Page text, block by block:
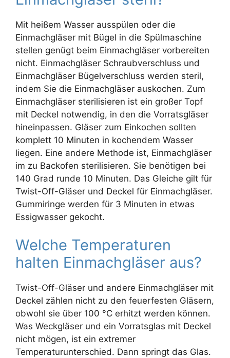
Mit heißem Wasser ausspülen oder die
Einmachgläser mit Bügel in die Spülmaschine
stellen genügt beim Einmachgläser vorbereiten
nicht. Einmachgläser Schraubverschluss und
Einmachgläser Bügelverschluss werden steril,
indem Sie die Einmachgläser auskochen. Zum
Einmachgläser sterilisieren ist ein großer Topf
mit Deckel notwendig, in den die Vorratsgläser
hineinpassen. Gläser zum Einkochen sollten
komplett 10 Minuten in kochendem Wasser
liegen. Eine andere Methode ist, Einmachgläser
im zu Backofen sterilisieren. Sie benötigen bei
140 Grad runde 10 Minuten. Das Gleiche gilt für
Twist-Off-Gläser und Deckel für Einmachgläser.
Gummiringe werden für 3 Minuten in etwas
Essigwasser gekocht.
Welche Temperaturen
halten Einmachgläser aus?
Twist-Off-Gläser und andere Einmachgläser mit
Deckel zählen nicht zu den feuerfesten Gläsern,
obwohl sie über 100 °C erhitzt werden können.
Was Weckgläser und ein Vorratsglas mit Deckel
nicht mögen, ist ein extremer
Temperaturunterschied. Dann springt das Glas.